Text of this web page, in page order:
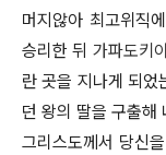
머지않아 최고위직
승리한 뒤 가파도키
란 곳을 지나게 되었
던 왕의 딸을 구출해
그리스도께서 당신